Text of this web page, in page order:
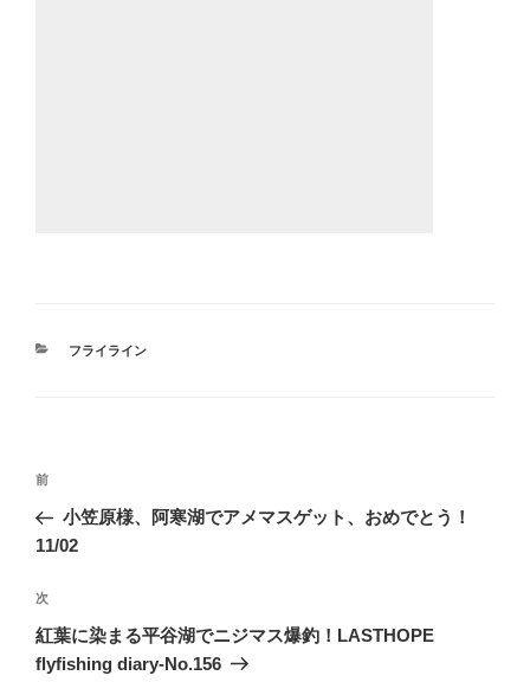
カ
フライライン
投
ナ
ゲ
ー
シ
前
の
投
前
小笠原様、阿寒湖でアメマスゲット、おめでとう！
11/02
次
の
投
次
紅葉に染まる平谷湖でニジマス爆釣！LASTHOPE
flyfishing diary-No.156